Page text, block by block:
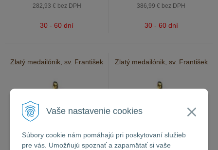
Vaše nastavenie cookies
Súbory cookie nám pomáhajú pri poskytovaní služieb
pre vás. Umožňujú spoznať a zapamätať si vaše
282,93 € bez DPH
30 - 60 dní
386,99 € bez DPH
30 - 60 dní
Zlatý medailónik, sv. František Zlatý medailónik, sv. František